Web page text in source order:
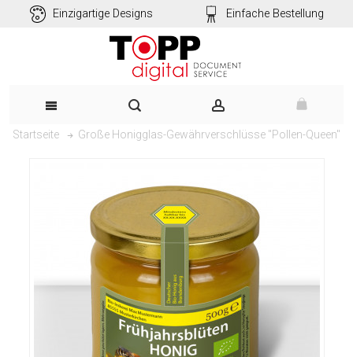
Einzigartige Designs Einfache Bestellung
Startseite Große Honigglas-Gewährverschlüsse "Pollen-Queen"